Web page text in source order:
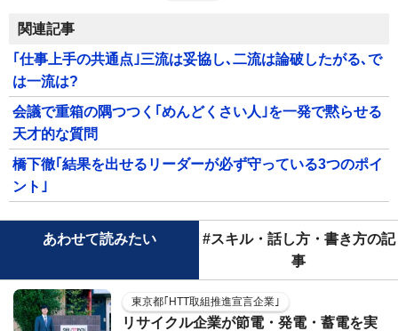
関連記事
｢仕事上手の共通点｣三流は妥協し､二流は論破したがる､で
は一流は?
会議で重箱の隅つつく｢めんどくさい人｣を一発で黙らせる
天才的な質問
橋下徹｢結果を出せるリーダーが必ず守っている3つのポイ
ント｣
あわせて読みたい
#スキル・話し方・書き方の記
事
東京都｢HTT取組推進宣言企業｣
リサイクル企業が節電・発電・蓄電を実